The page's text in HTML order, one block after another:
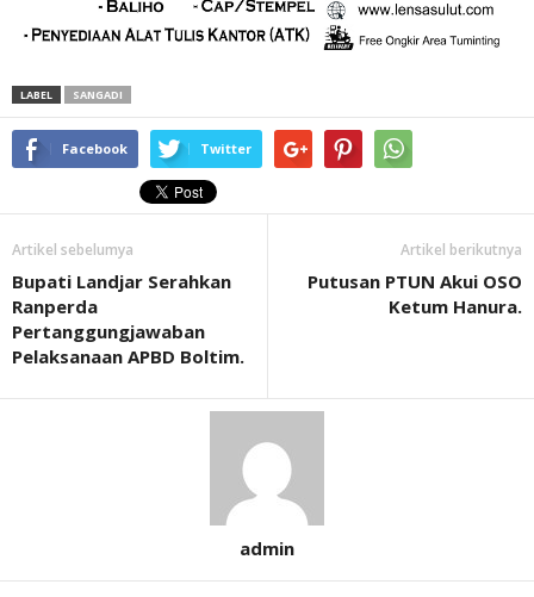
LABEL SANGADI
Facebook Twitter
Artikel sebelumya
Bupati Landjar Serahkan
Ranperda
Pertanggungjawaban
Pelaksanaan APBD Boltim.
Artikel berikutnya
Putusan PTUN Akui OSO
Ketum Hanura.
admin